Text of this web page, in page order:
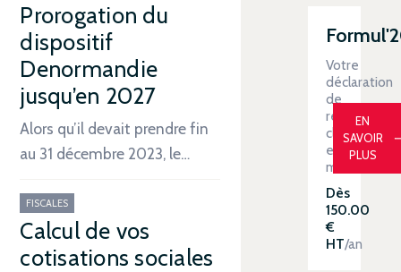
Prorogation du
dispositif
Denormandie
jusqu’en 2027
Alors qu’il devait prendre fin
au 31 décembre 2023, le…
FISCALES
Calcul de vos
cotisations sociales
Votre
déclaration
de
revenus
clé
en
main
Dès
150.00
€
HT/an
EN
SAVOIR
PLUS